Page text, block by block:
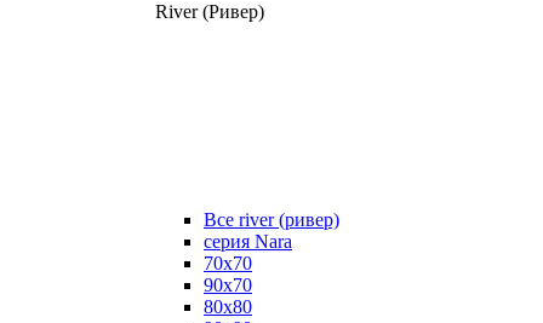
River (Ривер)
Все river (ривер)
серия Nara
70х70
90х70
80x80